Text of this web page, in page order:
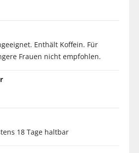
Enthält Koffein. Für
Frauen nicht empfohlen.
18 Tage haltbar